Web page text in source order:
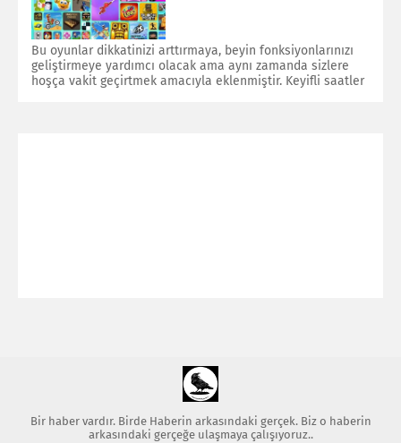
Bu oyunlar dikkatinizi arttırmaya, beyin fonksiyonlarınızı
geliştirmeye yardımcı olacak ama aynı zamanda sizlere
hoşça vakit geçirtmek amacıyla eklenmiştir. Keyifli saatler
Bir haber vardır. Birde Haberin arkasındaki gerçek. Biz o haberin
arkasındaki gerçeğe ulaşmaya çalışıyoruz..